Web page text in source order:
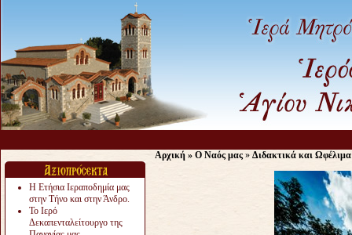
Η Ετήσια Ιεραποδημία μας
στην Τήνο και στην Άνδρο.
Το Ιερό
Δεκαπενταλείτουργο της
Αρχική » Ο Ναός μας » Διδακτικά και Ωφέλιμα